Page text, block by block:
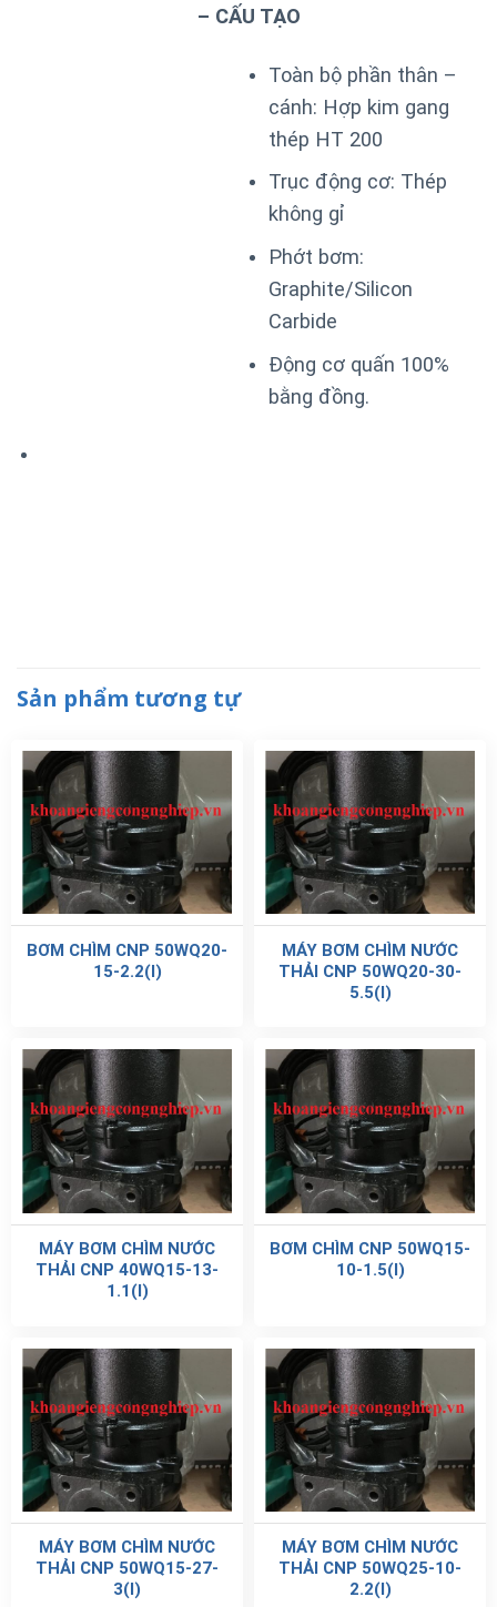
– CẤU TẠO
Toàn bộ phần thân –
cánh: Hợp kim gang
thép HT 200
Trục động cơ: Thép
không gỉ
Phớt bơm:
Graphite/Silicon
Carbide
Động cơ quấn 100%
bằng đồng.
Sản phẩm tương tự
BƠM CHÌM CNP 50WQ20-
15-2.2(I)
MÁY BƠM CHÌM NƯỚC
THẢI CNP 50WQ20-30-
5.5(I)
MÁY BƠM CHÌM NƯỚC
THẢI CNP 40WQ15-13-
1.1(I)
BƠM CHÌM CNP 50WQ15-
10-1.5(I)
MÁY BƠM CHÌM NƯỚC
THẢI CNP 50WQ15-27-
3(I)
MÁY BƠM CHÌM NƯỚC
THẢI CNP 50WQ25-10-
2.2(I)